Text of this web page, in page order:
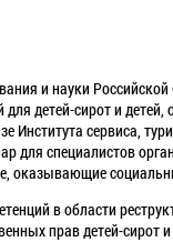
и науки
детей-сирот и
Института сервиса,
специалистов
оказывающие
в области
прав детей-сирот и